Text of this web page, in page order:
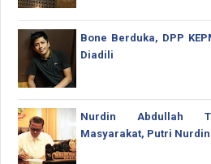
Bone Berduka, DPP
Diadili
Nurdin Abdullah
Masyarakat, Putri